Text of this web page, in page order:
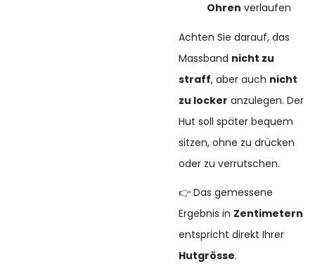
Ohren verlaufen
Achten Sie darauf, das
Massband nicht zu
straff, aber auch nicht
zu locker anzulegen. Der
Hut soll später bequem
sitzen, ohne zu drücken
oder zu verrutschen.
👉 Das gemessene
Ergebnis in Zentimetern
entspricht direkt Ihrer
Hutgrösse.